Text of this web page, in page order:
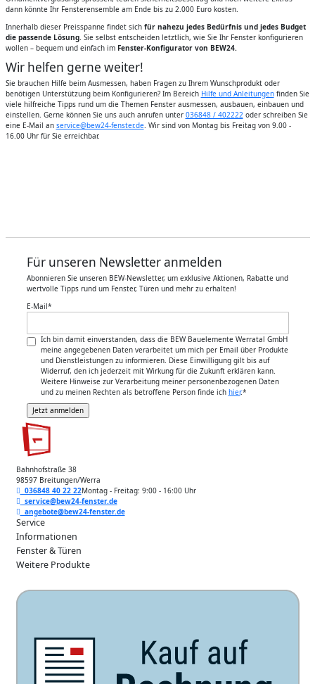
dann könnte Ihr Fensterensemble am Ende bis zu 2.000 Euro kosten.
Innerhalb dieser Preisspanne findet sich für nahezu jedes Bedürfnis und jedes Budget
die passende Lösung. Sie selbst entscheiden letztlich, wie Sie Ihr Fenster konfigurieren
wollen – bequem und einfach im Fenster-Konfigurator von BEW24.
Wir helfen gerne weiter!
Sie brauchen Hilfe beim Ausmessen, haben Fragen zu Ihrem Wunschprodukt oder
benötigen Unterstützung beim Konfigurieren? Im Bereich Hilfe und Anleitungenfinden Sie
viele hilfreiche Tipps rund um die Themen Fenster ausmessen, ausbauen, einbauen und
einstellen. Gerne können Sie uns auch anrufen unter 036848 / 402222oder schreiben Sie
eine E-Mail an service@bew24-fenster.de. Wir sind von Montag bis Freitag von 9.00 -
16.00 Uhr für Sie erreichbar.
Für unseren Newsletter anmelden
Abonnieren Sie unseren BEW-Newsletter, um exklusive Aktionen, Rabatte und
wertvolle Tipps rund um Fenster, Türen und mehr zu erhalten!
E-Mail*
Ich bin damit einverstanden, dass die BEW Bauelemente Werratal GmbH
meine angegebenen Daten verarbeitet um mich per Email über Produkte
und Dienstleistungen zu informieren. Diese Einwilligung gilt bis auf
Widerruf, den ich jederzeit mit Wirkung für die Zukunft erklären kann.
Weitere Hinweise zur Verarbeitung meiner personenbezogenen Daten
und zu meinen Rechten als betroffene Person finde ich hier.*
Bahnhofstraße 38
98597 Breitungen/Werra
036848 40 22 22Montag - Freitag: 9:00 - 16:00 Uhr
service@bew24-fenster.de
angebote@bew24-fenster.de
Service
Informationen
Fenster & Türen
Weitere Produkte